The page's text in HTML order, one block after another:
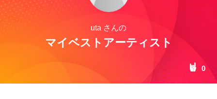
uta さんの
マイベストアーティスト
0